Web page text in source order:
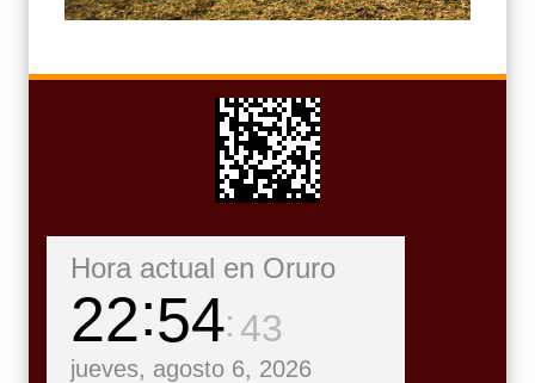
Hora actual en Oruro
22 54 45
jueves, agosto 6, 2026